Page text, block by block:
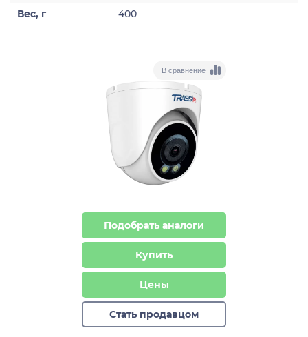
Вес, г
400
В сравнение
Подобрать аналоги
Купить
Цены
Стать продавцом